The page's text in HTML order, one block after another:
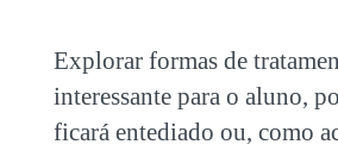
Explorar formas de
interessante para o aluno,
ficará entediado ou, como